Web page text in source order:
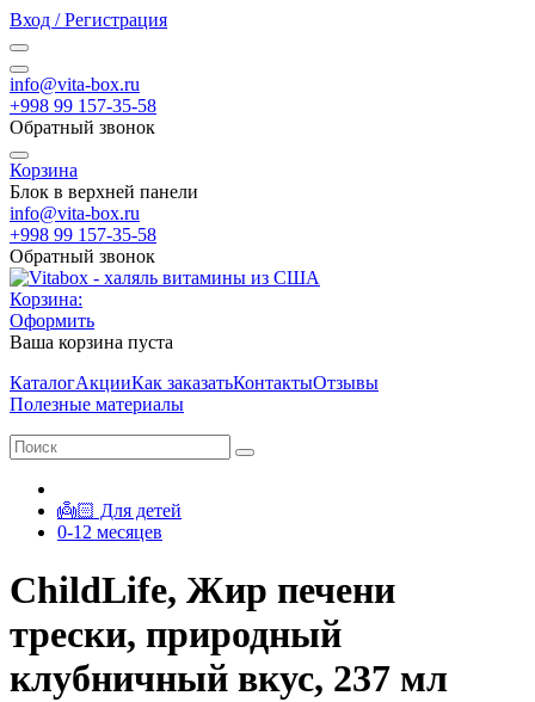
Вход / Регистрация
info@vita-box.ru
+998 99 157-35-58
Обратный звонок
Корзина
Блок в верхней панели
info@vita-box.ru
+998 99 157-35-58
Обратный звонок
Корзина:
Оформить
Ваша корзина пуста
КаталогАкцииКак заказатьКонтактыОтзывы
Полезные материалы
👼🏻 Для детей
0-12 месяцев
ChildLife, Жир печени
трески, природный
клубничный вкус, 237 мл